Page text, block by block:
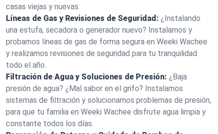
casas viejas y nuevas.
Líneas de Gas y Revisiones de Seguridad: ¿Instalando
una estufa, secadora o generador nuevo? Instalamos y
probamos líneas de gas de forma segura en Weeki Wachee
y realizamos revisiones de seguridad para tu tranquilidad
todo el año.
Filtración de Agua y Soluciones de Presión: ¿Baja
presión de agua? ¿Mal sabor en el grifo? Instalamos
sistemas de filtración y solucionamos problemas de presión,
para que tu familia en Weeki Wachee disfrute agua limpia y
constante todos los días.